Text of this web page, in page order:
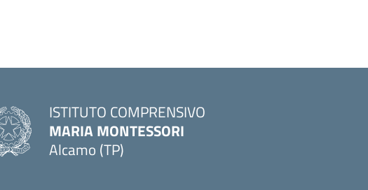
ISTITUTO COMPRENSIVO
MARIA MONTESSORI
Alcamo (TP)